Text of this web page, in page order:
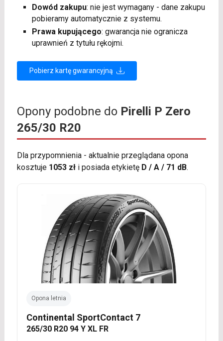
Dowód zakupu: nie jest wymagany - dane zakupu
pobieramy automatycznie z systemu.
Prawa kupującego: gwarancja nie ogranicza
uprawnień z tytułu rękojmi.
Pobierz kartę gwarancyjną
Opony podobne do Pirelli P Zero
265/30 R20
Dla przypomnienia - aktualnie przeglądana opona
kosztuje 1053 złi posiada etykietę D / A / 71 dB.
Opona letnia
Continental SportContact 7
265/30 R20 94 Y XL FR